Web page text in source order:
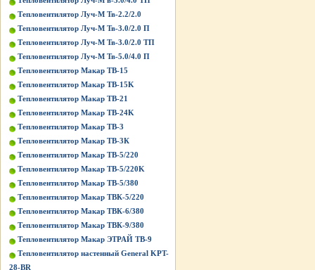
Тепловентилятор Луч-М Тв-2.2/2.0
Тепловентилятор Луч-М Тв-3.0/2.0 П
Тепловентилятор Луч-М Тв-3.0/2.0 ТП
Тепловентилятор Луч-М Тв-5.0/4.0 П
Тепловентилятор Макар ТВ-15
Тепловентилятор Макар ТВ-15K
Тепловентилятор Макар ТВ-21
Тепловентилятор Макар ТВ-24K
Тепловентилятор Макар ТВ-3
Тепловентилятор Макар ТВ-3К
Тепловентилятор Макар ТВ-5/220
Тепловентилятор Макар ТВ-5/220K
Тепловентилятор Макар ТВ-5/380
Тепловентилятор Макар ТВК-5/220
Тепловентилятор Макар ТВК-6/380
Тепловентилятор Макар ТВК-9/380
Тепловентилятор Макар ЭТРАЙ ТВ-9
Тепловентилятор настенный General KPT-
28-BR